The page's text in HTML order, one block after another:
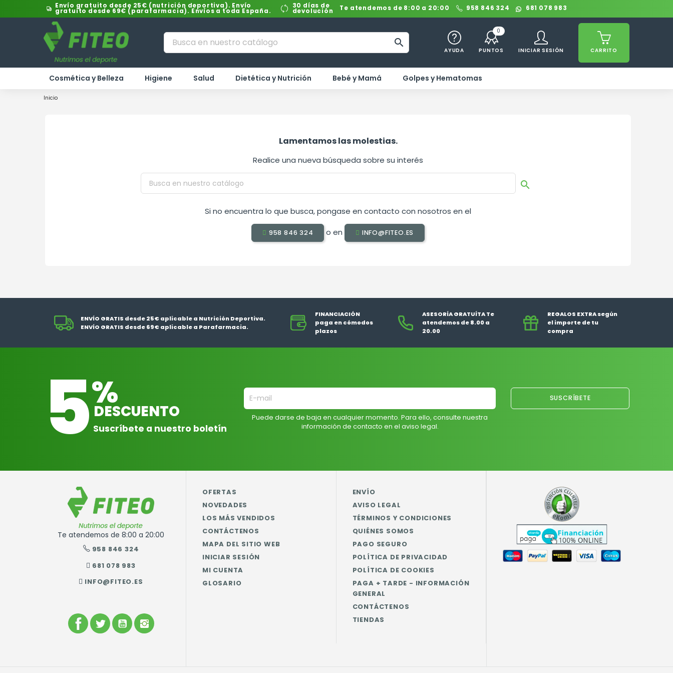
Envío gratuito desde 25€ (nutrición deportiva). Envío
gratuito desde 69€ (parafarmacia). Envíos a toda España.
30 días de
devolución Te atendemos de 8:00 a 20:00 958 846 324 681 078 983

AYUDA
0
PUNTOS INICIAR SESIÓN CARRITO
Cosmética y Belleza Higiene Salud Dietética y Nutrición Bebé y Mamá Golpes y Hematomas
Inicio
Lamentamos las molestias.
Realice una nueva búsqueda sobre su interés

Si no encuentra lo que busca, pongase en contacto con nosotros en el
958 846 324 o en INFO@FITEO.ES
ENVÍO GRATIS desde 25€ aplicable a Nutrición Deportiva.
ENVÍO GRATIS desde 69€ aplicable a Parafarmacia.
FINANCIACIÓN
paga en cómodos
plazos
ASESORÍA GRATUÍTA Te
atendemos de 8.00 a
20.00
REGALOS EXTRA según
el importe de tu
compra
5%
DESCUENTO
Suscríbete a nuestro boletín
Puede darse de baja en cualquier momento. Para ello, consulte nuestra
información de contacto en el aviso legal.
Te atendemos de 8:00 a 20:00
958 846 324
681 078 983
INFO@FITEO.ES
FACEBOOK
TWITTERYOUTUBEINSTAGRAM
OFERTAS
NOVEDADES
LOS MÁS VENDIDOS
CONTÁCTENOS
MAPA DEL SITIO WEB
INICIAR SESIÓN
MI CUENTA
GLOSARIO
ENVÍO
AVISO LEGAL
TÉRMINOS Y CONDICIONES
QUIÉNES SOMOS
PAGO SEGURO
POLÍTICA DE PRIVACIDAD
POLÍTICA DE COOKIES
PAGA + TARDE - INFORMACIÓN
GENERAL
CONTÁCTENOS
TIENDAS